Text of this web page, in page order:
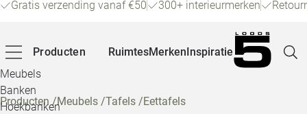
Gratis verzending vanaf €50 300+ interieurmerken
Producten
Meubels
Banken
Hoekbanken
RuimtesMerkenInspiratie
Producten/Meubels /Tafels /Eettafels